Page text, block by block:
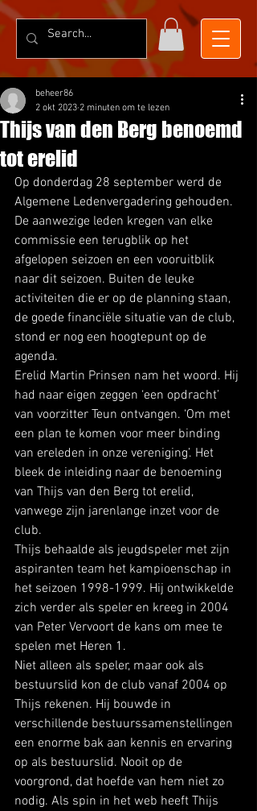
Thijs van den Berg benoemd
tot erelid
beheer86
2 okt 2023 2 minuten om te lezen
Op donderdag 28 september werd de
Algemene Ledenvergadering gehouden.
De aanwezige leden kregen van elke
commissie een terugblik op het
afgelopen seizoen en een vooruitblik
naar dit seizoen. Buiten de leuke
activiteiten die er op de planning staan,
de goede financiële situatie van de club,
stond er nog een hoogtepunt op de
agenda.
Erelid Martin Prinsen nam het woord. Hij
had naar eigen zeggen ‘een opdracht’
van voorzitter Teun ontvangen. ‘Om met
een plan te komen voor meer binding
van ereleden in onze vereniging’. Het
bleek de inleiding naar de benoeming
van Thijs van den Berg tot erelid,
vanwege zijn jarenlange inzet voor de
club.
Thijs behaalde als jeugdspeler met zijn
aspiranten team het kampioenschap in
het seizoen 1998-1999. Hij ontwikkelde
zich verder als speler en kreeg in 2004
van Peter Vervoort de kans om mee te
spelen met Heren 1.
Niet alleen als speler, maar ook als
bestuurslid kon de club vanaf 2004 op
Thijs rekenen. Hij bouwde in
verschillende bestuurssamenstellingen
een enorme bak aan kennis en ervaring
op als bestuurslid. Nooit op de
voorgrond, dat hoefde van hem niet zo
nodig. Als spin in het web heeft Thijs